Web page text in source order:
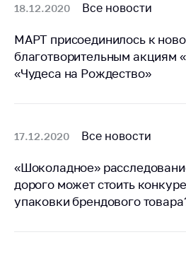
Ценообразование
средства, изделия
медицинского
назначения и
по установлению
(отсутствия)
нарушения
антимонопольного
18.12.2020 Все новости
МАРТ присоединилось к
благотворительным акциям
«Чудеса на Рождество»
17.12.2020 Все новости
«Шоколадное»
дорого может стоить
упаковки брендового